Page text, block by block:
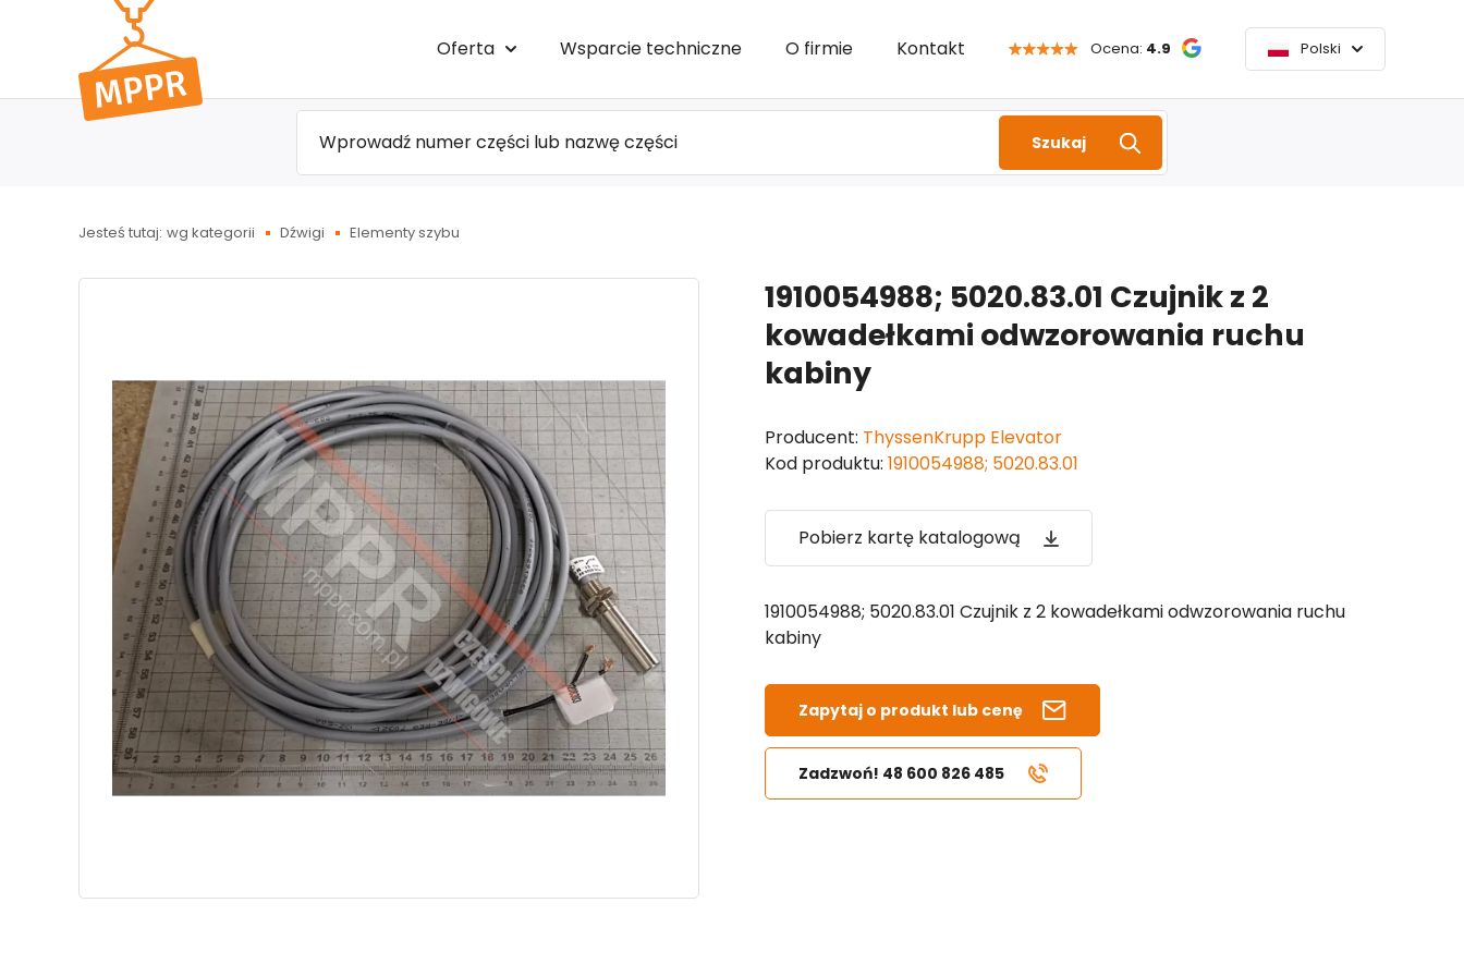
do menu
głównego
Oferta Wsparcie techniczne O firmie Kontakt Ocena: 4.9 Polski
Szukaj
Jesteś tutaj: wg kategorii Dźwigi Elementy szybu
1910054988; 5020.83.01 Czujnik z 2
kowadełkami odwzorowania ruchu
kabiny
Producent: ThyssenKrupp Elevator
Kod produktu: 1910054988; 5020.83.01
Pobierz kartę katalogową
1910054988; 5020.83.01 Czujnik z 2 kowadełkami odwzorowania ruchu
kabiny
Zapytaj o produkt lub cenę
Zadzwoń! 48 600 826 485